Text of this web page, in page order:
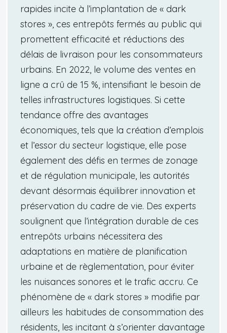
rapides incite à l’implantation de « dark
stores », ces entrepôts fermés au public qui
promettent efficacité et réductions des
délais de livraison pour les consommateurs
urbains. En 2022, le volume des ventes en
ligne a crû de 15 %, intensifiant le besoin de
telles infrastructures logistiques. Si cette
tendance offre des avantages
économiques, tels que la création d’emplois
et l’essor du secteur logistique, elle pose
également des défis en termes de zonage
et de régulation municipale, les autorités
devant désormais équilibrer innovation et
préservation du cadre de vie. Des experts
soulignent que l’intégration durable de ces
entrepôts urbains nécessitera des
adaptations en matière de planification
urbaine et de règlementation, pour éviter
les nuisances sonores et le trafic accru. Ce
phénomène de « dark stores » modifie par
ailleurs les habitudes de consommation des
résidents, les incitant à s’orienter davantage